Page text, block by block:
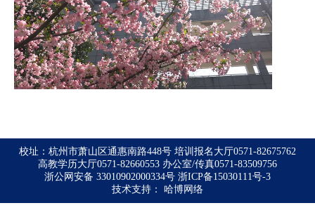
校址：杭州市萧山区通惠南路448号 培训报名大厅0571-82675762
高教学历大厅0571-82660553 办公室/传真0571-83509756
浙公网安备 33010902000334号 浙ICP备15030111号-3
技术支持： 哈博网络